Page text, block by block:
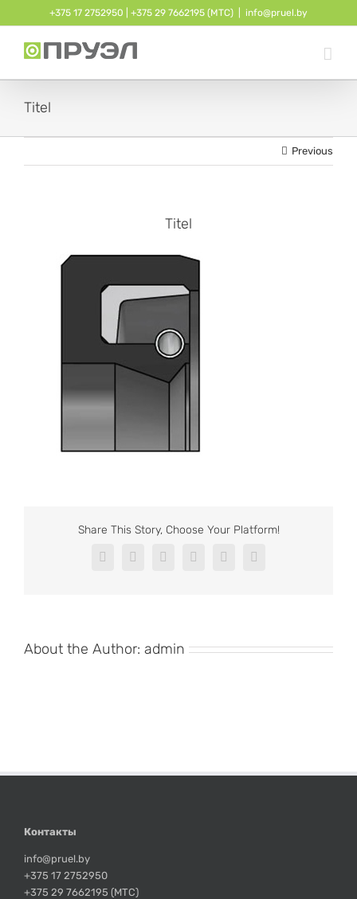
to
content
+375 17 2752950 +375 29 7662195 (МТС) info@pruel.by
Titel
Previous
Titel
Share This Story, Choose Your Platform!
Facebook
X RedditLinkedInPinterestVk
About the Author: admin
Контакты
info@pruel.by
+375 17 2752950
+375 29 7662195 (МТС)